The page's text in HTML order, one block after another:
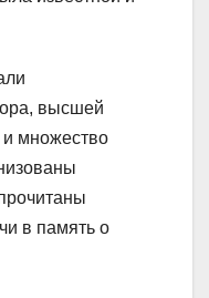
высшей
и множество
в память о